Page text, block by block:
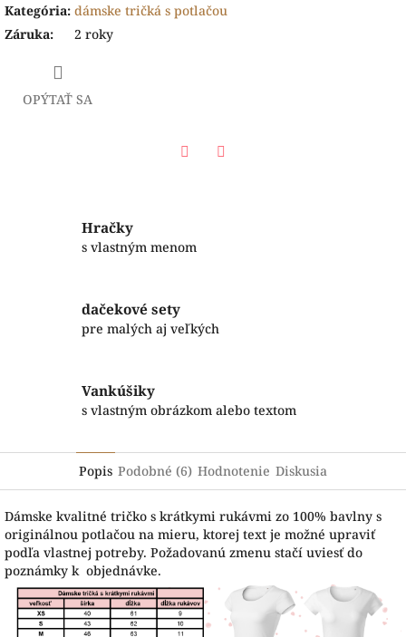
Kategória: dámske tričká s potlačou
Záruka: 2 roky
OPÝTAŤ SA
Hračky
s vlastným menom
dačekové sety
pre malých aj veľkých
Vankúšiky
s vlastným obrázkom alebo textom
Popis Podobné (6) Hodnotenie Diskusia
Dámske kvalitné tričko s krátkymi rukávmi zo 100% bavlny s
originálnou potlačou na mieru, ktorej text je možné upraviť
podľa vlastnej potreby. Požadovanú zmenu stačí uviesť do
poznámky k objednávke.